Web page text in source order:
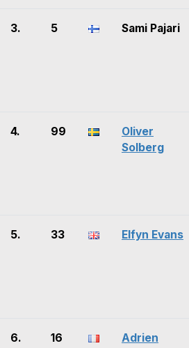
3. 5 Sami Pajari
4. 99
Oliver
Solberg
5. 33 Elfyn Evans
6. 16
Adrien